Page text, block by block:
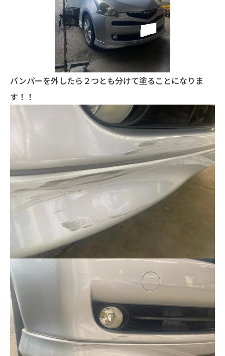
バンパーを外したら２つとも分けて塗ることになりま
す！！